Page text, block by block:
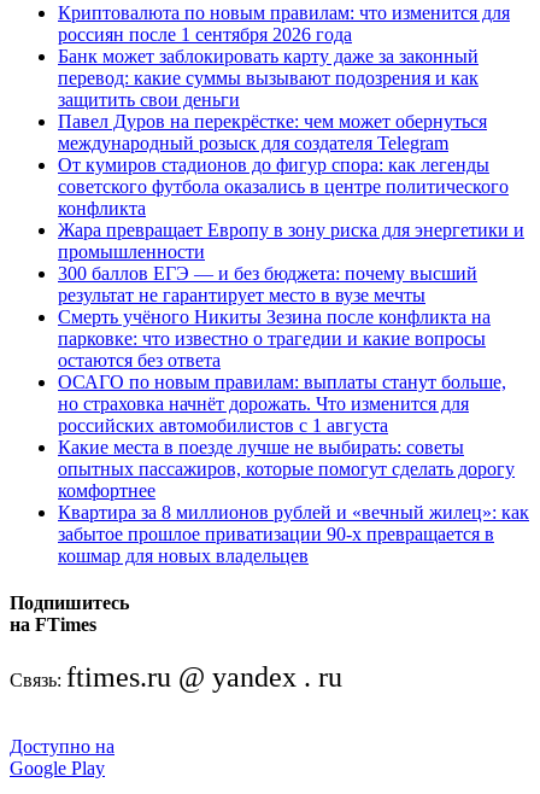
Криптовалюта по новым правилам: что изменится для
россиян после 1 сентября 2026 года
Банк может заблокировать карту даже за законный
перевод: какие суммы вызывают подозрения и как
защитить свои деньги
Павел Дуров на перекрёстке: чем может обернуться
международный розыск для создателя Telegram
От кумиров стадионов до фигур спора: как легенды
советского футбола оказались в центре политического
конфликта
Жара превращает Европу в зону риска для энергетики и
промышленности
300 баллов ЕГЭ — и без бюджета: почему высший
результат не гарантирует место в вузе мечты
Смерть учёного Никиты Зезина после конфликта на
парковке: что известно о трагедии и какие вопросы
остаются без ответа
ОСАГО по новым правилам: выплаты станут больше,
но страховка начнёт дорожать. Что изменится для
российских автомобилистов с 1 августа
Какие места в поезде лучше не выбирать: советы
опытных пассажиров, которые помогут сделать дорогу
комфортнее
Квартира за 8 миллионов рублей и «вечный жилец»: как
забытое прошлое приватизации 90-х превращается в
кошмар для новых владельцев
Подпишитесь
на FTimes
Связь: ftimes.ru @ yandex . ru
Доступно на
Google Play